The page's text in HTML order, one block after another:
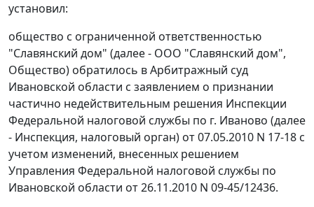
установил:
общество с ограниченной ответственностью
"Славянский дом" (далее - ООО "Славянский дом",
Общество) обратилось в Арбитражный суд
Ивановской области с заявлением о признании
частично недействительным решения Инспекции
Федеральной налоговой службы по г. Иваново (далее
- Инспекция, налоговый орган) от 07.05.2010 N 17-18 с
учетом изменений, внесенных решением
Управления Федеральной налоговой службы по
Ивановской области от 26.11.2010 N 09-45/12436.